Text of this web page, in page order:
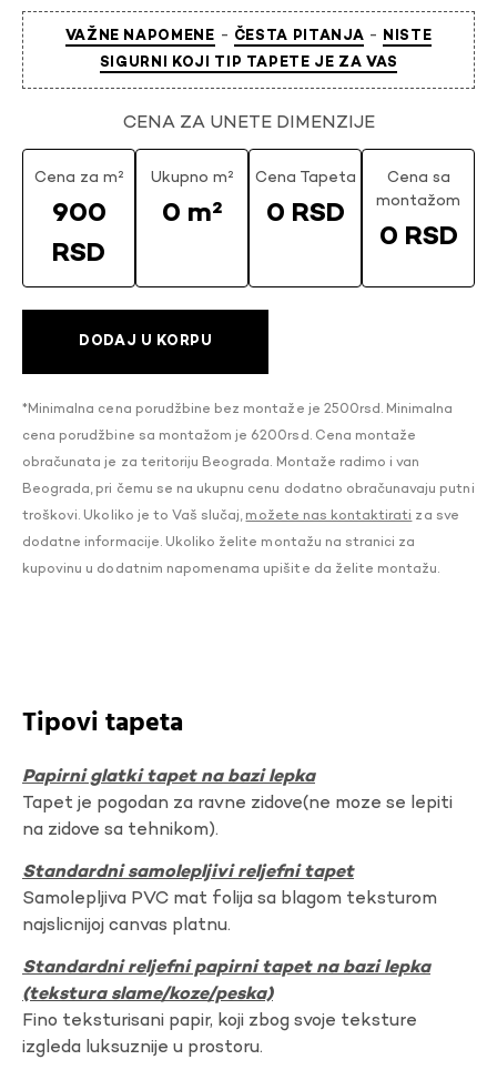
VAŽNE NAPOMENE - ČESTA PITANJA -
NISTE
SIGURNI KOJI TIP TAPETE JE ZA VAS
CENA ZA UNETE DIMENZIJE
Cena za m²
900
RSD
Ukupno m²
0 m²
Cena Tapeta
0 RSD
Cena sa
montažom
0 RSD
DODAJ U KORPU
*Minimalna cena porudžbine bez montaže je 2500rsd. Minimalna
cena porudžbine sa montažom je 6200rsd. Cena montaže
obračunata je za teritoriju Beograda. Montaže radimo i van
Beograda, pri čemu se na ukupnu cenu dodatno obračunavaju putni
troškovi. Ukoliko je to Vaš slučaj, možete nas kontaktirati za sve
dodatne informacije. Ukoliko želite montažu na stranici za
kupovinu u dodatnim napomenama upišite da želite montažu.
Tipovi tapeta
Papirni glatki tapet na bazi lepka
Tapet je pogodan za ravne zidove(ne moze se lepiti
na zidove sa tehnikom).
Standardni samolepljivi reljefni tapet
Samolepljiva PVC mat folija sa blagom teksturom
najslicnijoj canvas platnu.
Standardni reljefni papirni tapet na bazi lepka
(tekstura slame/koze/peska)
Fino teksturisani papir, koji zbog svoje teksture
izgleda luksuznije u prostoru.